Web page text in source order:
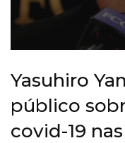
Yasuhiro
público
covid-19